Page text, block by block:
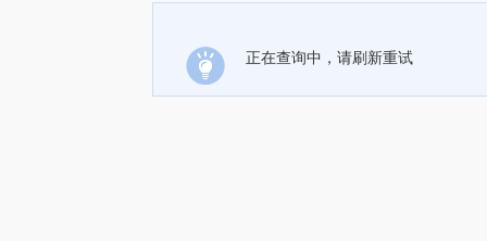
正在查询中，请刷新重试